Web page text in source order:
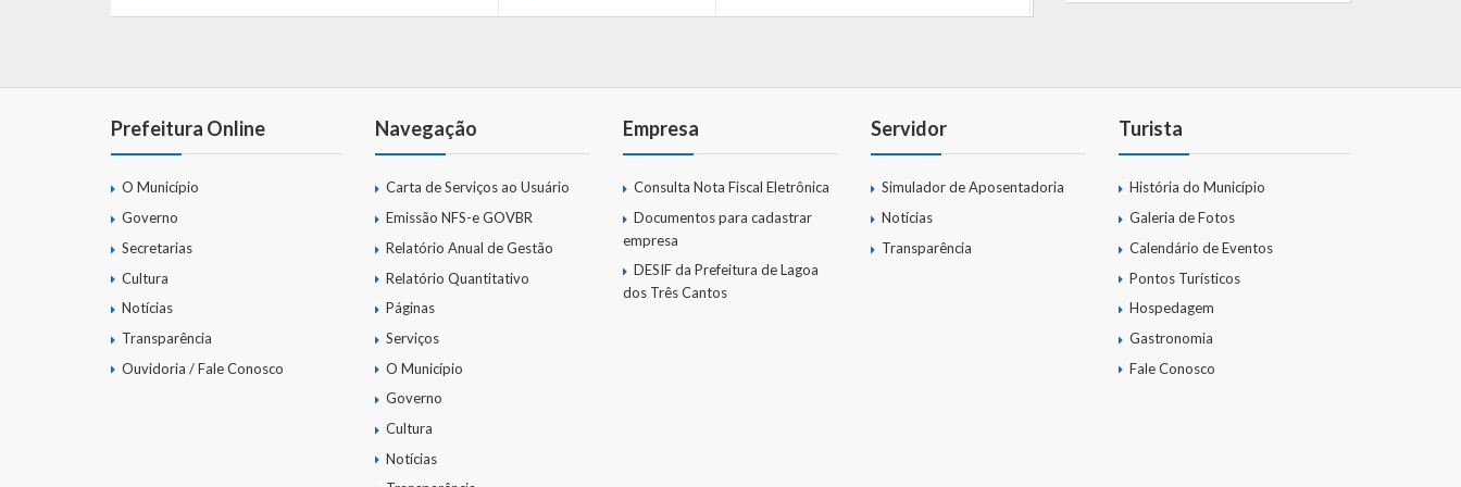
Prefeitura Online
O Município
Governo
Secretarias
Cultura
Notícias
Transparência
Ouvidoria / Fale Conosco
Navegação
Carta de Serviços ao Usuário
Emissão NFS-e GOVBR
Relatório Anual de Gestão
Relatório Quantitativo
Páginas
Serviços
O Município
Governo
Cultura
Notícias
Empresa
Consulta Nota Fiscal Eletrônica
Documentos para cadastrar
empresa
DESIF da Prefeitura de Lagoa
dos Três Cantos
Servidor
Simulador de Aposentadoria
Notícias
Transparência
Turista
História do Município
Galeria de Fotos
Calendário de Eventos
Pontos Turísticos
Hospedagem
Gastronomia
Fale Conosco